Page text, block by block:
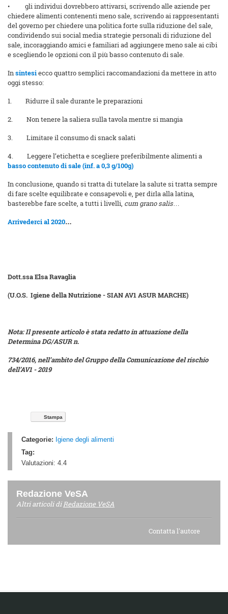
• gli individui dovrebbero attivarsi, scrivendo alle aziende per
chiedere alimenti contenenti meno sale, scrivendo ai rappresentanti
del governo per chiedere una politica forte sulla riduzione del sale,
condividendo sui social media strategie personali di riduzione del
sale, incoraggiando amici e familiari ad aggiungere meno sale ai cibi
e scegliendo le opzioni con il più basso contenuto di sale.
Insintesiecco quattro semplici raccomandazioni da mettere in atto
oggi stesso:
1. Ridurre il sale durante le preparazioni
2. Non tenere la saliera sulla tavola mentre si mangia
3. Limitare il consumo di snack salati
4. Leggere l’etichetta e scegliere preferibilmente alimenti a
basso contenuto di sale (inf. a 0,3 g/100g)
In conclusione, quando si tratta di tutelare la salute si tratta sempre
di fare scelte equilibrate e consapevoli e, per dirla alla latina,
basterebbe fare scelte, a tutti i livelli, cum grano salis…
Arrivederci al 2020…
Dott.ssa Elsa Ravaglia
(U.O.S. Igiene della Nutrizione - SIAN AV1 ASUR MARCHE)
Nota: Il presente articolo è stata redatto in attuazione della
Determina DG/ASUR n.
734/2016, nell’ambito del Gruppo della Comunicazione del rischio
dell’AV1 - 2019
Stampa
Categorie: Igiene degli alimenti
Tag:
Valutazioni: 4.4
Redazione VeSA
Altri articoli diRedazione VeSA
Contatta l'autore